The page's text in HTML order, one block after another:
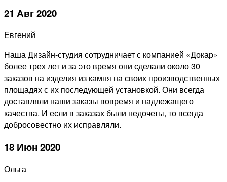
21 Авг 2020
Евгений
Наша Дизайн-студия сотрудничает с компанией «Докар»
более трех лет и за это время они сделали около 30
заказов на изделия из камня на своих производственных
площадях с их последующей установкой. Они всегда
доставляли наши заказы вовремя и надлежащего
качества. И если в заказах были недочеты, то всегда
добросовестно их исправляли.
18 Июн 2020
Ольга